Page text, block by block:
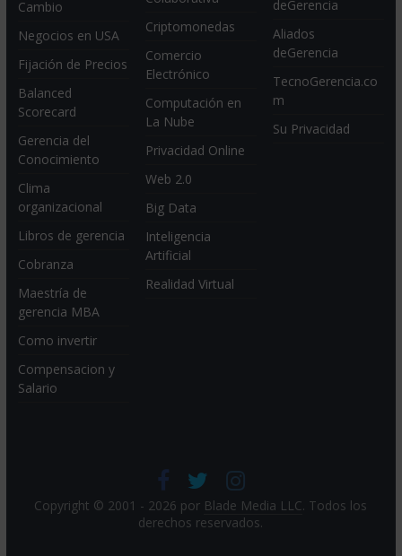
Cambio
Negocios en USA
Fijación de Precios
Balanced
Scorecard
Gerencia del
Conocimiento
Clima
organizacional
Libros de gerencia
Cobranza
Maestría de
gerencia MBA
Como invertir
Compensacion y
Salario
Criptomonedas
Comercio
Electrónico
Computación en
La Nube
Privacidad Online
Web 2.0
Big Data
Inteligencia
Artificial
Realidad Virtual
deGerencia
Aliados
deGerencia
TecnoGerencia.co
m
Su Privacidad
Copyright © 2001 - 2026 por Blade Media LLC. Todos los
derechos reservados.